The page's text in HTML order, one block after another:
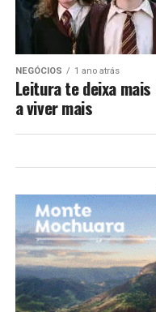
NEGÓCIOS 1 ano atrás
Leitura te deixa
a viver mais